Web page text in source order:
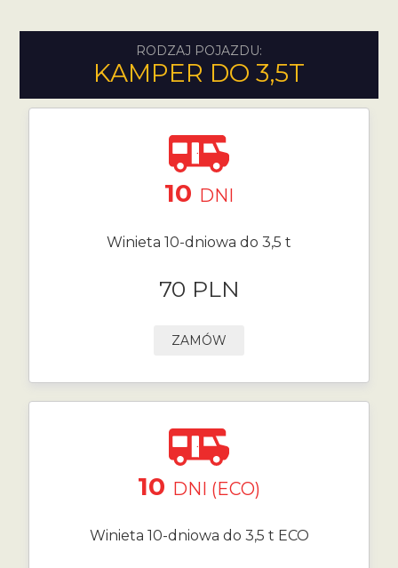
RODZAJ POJAZDU:
KAMPER DO 3,5T
10 DNI
Winieta 10-dniowa do 3,5 t
70 PLN
ZAMÓW
10 DNI (ECO)
Winieta 10-dniowa do 3,5 t ECO